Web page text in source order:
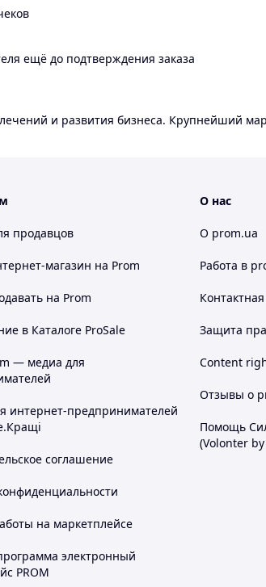
ещё до подтверждения заказа
и развития бизнеса. Крупнейший
продавцов
магазин на Prom
на Prom
в Каталоге ProSale
— медиа для
интернет-предпринимателей
соглашение
на маркетплейсе
электронный
PROM
О нас
О prom.ua
Работа в
Защита
Content
Отзывы о
Помощь
(Volonter